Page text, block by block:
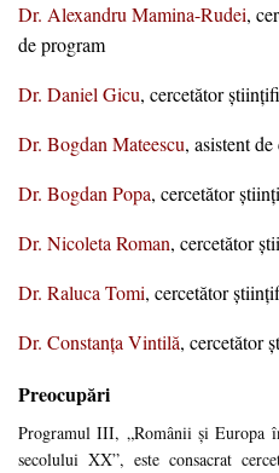
Dr. Alexandru Mamina-Rudei,
de program
Dr. Daniel Gicu, cercetător
Dr. Bogdan Mateescu, asistent
Dr. Bogdan Popa, cercetător
Dr. Nicoleta Roman, cercetător
Dr. Raluca Tomi, cercetător
Dr. Constanţa Vintilă, cercetător
Preocupări
Programul III, „Românii și Europa
secolului XX”, este consacrat